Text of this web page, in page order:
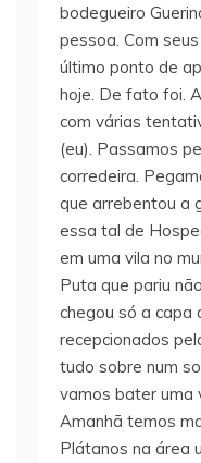
bodegueiro
pessoa. Com
último ponto de
hoje. De fato foi.
com várias
(eu). Passamos
corredeira.
que arrebentou a
essa tal de
em uma vila no
Puta que pariu
chegou só a capa
recepcionados
tudo sobre num
vamos bater uma
Amanhã temos
Plátanos na área